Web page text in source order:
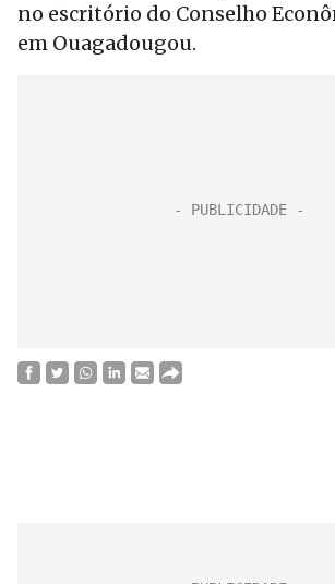
no escritório do Conselho
em Ouagadougou.